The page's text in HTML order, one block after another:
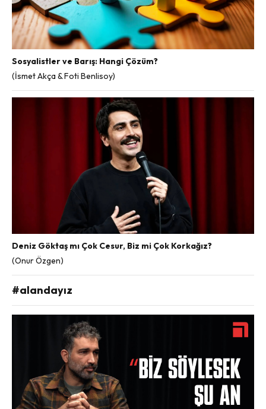
Sosyalistler ve Barış: Hangi Çözüm?
(İsmet Akça & Foti Benlisoy)
Deniz Göktaş mı Çok Cesur, Biz mi Çok Korkağız?
(Onur Özgen)
#alandayız